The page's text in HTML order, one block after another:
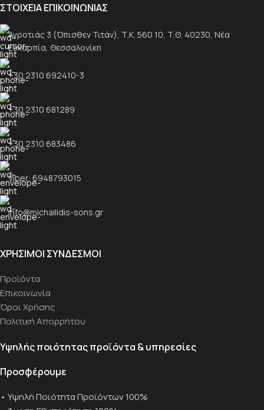
ΣΤΟΙΧΕΙΑ ΕΠΙΚΟΙΝΩΝΙΑΣ
Αγροτιάς 3 (Όπισθεν Τιτάν), Τ.Κ. 560 10, Τ.Θ. 40230, Νέα
Ευκαρπία, Θεσσαλονίκη
+30 2310 692410-3
+30 2310 681289
+30 2310 683486
Viber: 6948793015
info@michailidis-sons.gr
ΧΡΉΣΙΜΟΙ ΣΎΝΔΕΣΜΟΙ
Προϊόντα
Επικοινωνία
Όροι Χρήσης
Πολιτική Απορρήτου
Υψηλής ποιότητας προϊόντα & υπηρεσίες
Προσφέρουμε
• Υψηλή Ποιότητα Προϊόντων 100%